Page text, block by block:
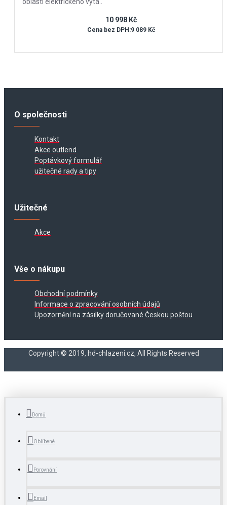
10 998 Kč
Cena bez DPH:9 089 Kč
O společnosti
Kontakt
Akce outlend
Poptávkový formulář
užitečné rady a tipy
Užitečné
Akce
Vše o nákupu
Obchodní podmínky
Informace o zpracování osobních údajů
Upozornění na zásilky doručované Českou poštou
Copyright © 2019, hd-chlazeni.cz, All Rights Reserved
Domů
Oblíbené
Porovnání
Email